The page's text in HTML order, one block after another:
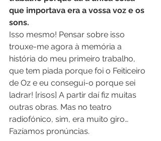
que importava era a vossa voz e os
sons.
Isso mesmo! Pensar sobre isso
trouxe-me agora à memória a
história do meu primeiro trabalho,
que tem piada porque foi o Feiticeiro
de Oz e eu consegui-o porque sei
ladrar! [risos] A partir daí fiz muitas
outras obras. Mas no teatro
radiofónico, sim, era muito giro…
Fazíamos pronúncias.